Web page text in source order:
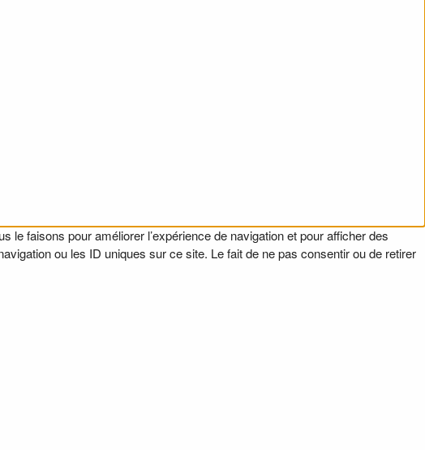
faisons pour améliorer l’expérience de navigation et pour afficher des
ou les ID uniques sur ce site. Le fait de ne pas consentir ou de retirer